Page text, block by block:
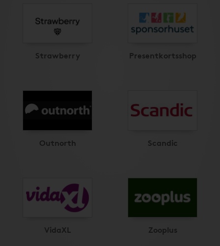
Strawberry Presentkortsshop
Outnorth Scandic
VidaXL Zooplus